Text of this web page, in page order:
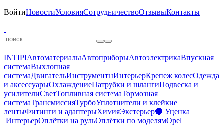
ВойтиНовостиУсловияСотрудничествоОтзывыКонтакты
INTIPIАвтоматериалыАвтоприборыАвтоэлектрикаВпускная
системаВыхлопная
системаДвигательИнструментыИнтерьерКрепеж колесОдежда
и аксессуарыОхлаждениеПатрубки и шлангиПодвеска и
усилителиСветТопливная системаТормозная
системаТрансмиссияТурбоУплотнители и клейкие
лентыФитинги и адаптерыХимияЭкстерьер🔴 Уценка
ИнтерьерОплётки на рульОплётки по моделямOpel